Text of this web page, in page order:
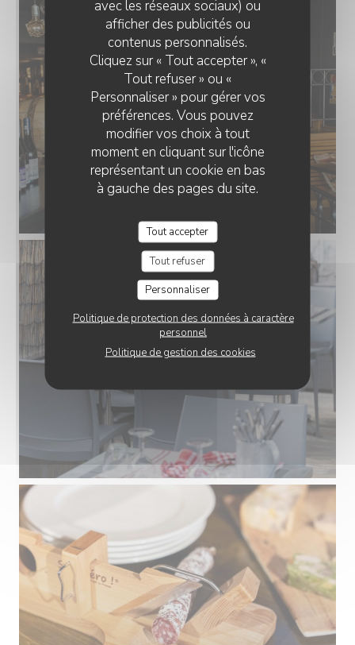
avec les réseaux sociaux) ou
afficher des publicités ou
contenus personnalisés.
Cliquez sur « Tout accepter », «
Tout refuser » ou «
Personnaliser » pour gérer vos
préférences. Vous pouvez
modifier vos choix à tout
moment en cliquant sur l'icône
représentant un cookie en bas
à gauche des pages du site.
Tout accepter
Tout refuser
Personnaliser
Politique de protection des données à caractère
personnel
Politique de gestion des cookies